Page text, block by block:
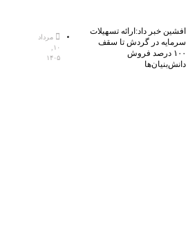
افشین خبر داد:ارائه تسهیلات
سرمایه در گردش تا سقف
۱۰۰ درصد فروش
دانش‌بنیان‌ها
مرداد
۱۰,
۱۴۰۵